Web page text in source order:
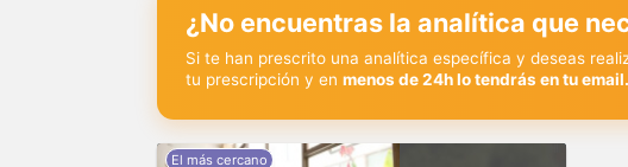
¿No encuentras la analítica que
Si te han prescrito una analítica específica y deseas
tu prescripción y en menos de 24h lo tendrás en tu email.